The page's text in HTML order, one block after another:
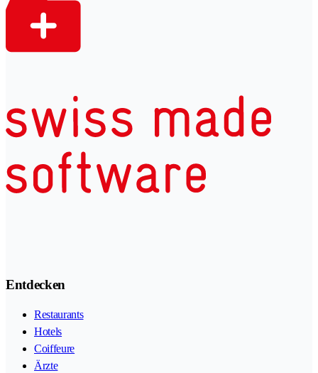
Entdecken
Restaurants
Hotels
Coiffeure
Ärzte